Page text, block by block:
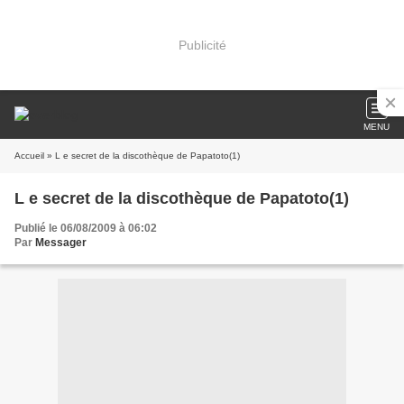
Publicité
MENU
Accueil » L e secret de la discothèque de Papatoto(1)
L e secret de la discothèque de Papatoto(1)
Publié le 06/08/2009 à 06:02
Par Messager